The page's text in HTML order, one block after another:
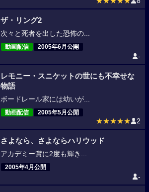
ザ・リング2
次々と死者を出した恐怖の...
動画配信 2005年6月公開
-
レモニー・スニケットの世にも不幸せな
物語
ボードレール家には幼いが...
動画配信 2005年5月公開
★★★★★ 2
さよなら、さよならハリウッド
アカデミー賞に2度も輝き...
2005年4月公開
-